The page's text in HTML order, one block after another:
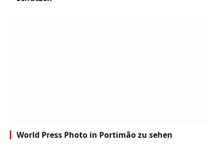
World Press Photo in Portimão zu sehen